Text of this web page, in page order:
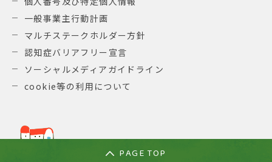
一般事業主行動計画
マルチステークホルダー方針
認知症バリアフリー宣言
ソーシャルメディアガイドライン
cookie等の利用について
PAGE TOP